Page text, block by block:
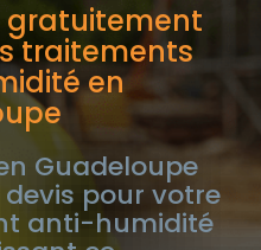
gratuitement
traitements
en
Guadeloupe
pour votre
anti-humidité